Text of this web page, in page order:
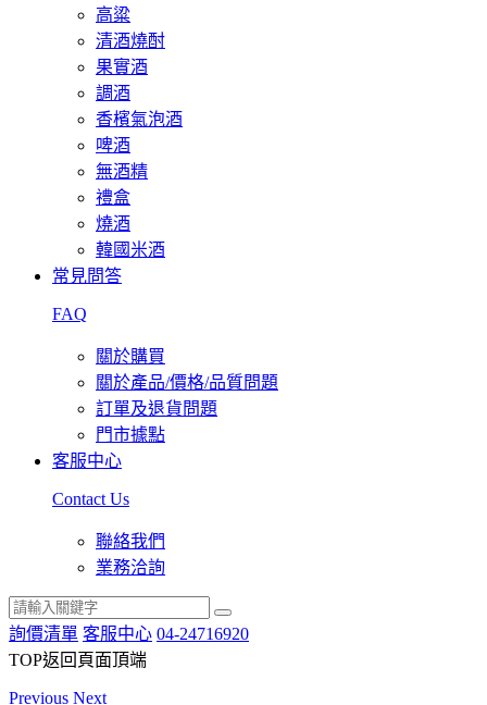
高粱
清酒燒酎
果實酒
調酒
香檳氣泡酒
啤酒
無酒精
禮盒
燒酒
韓國米酒
常見問答
FAQ
關於購買
關於產品/價格/品質問題
訂單及退貨問題
門市據點
客服中心
Contact Us
聯絡我們
業務洽詢
詢價清單 客服中心 04-24716920
TOP返回頁面頂端
Previous Next